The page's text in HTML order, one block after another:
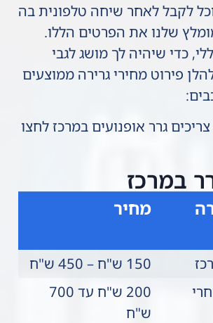
לקבל לאחר שיחה טלפונית בה
שלנו את הפרטים הללו.
כדי שיהיה לך מושג לגבי
פירוט מחירי גרירה ממוצעים
גרר אופנועים במרכז לחצו
במרכז
מחיר
150 ש"ח – 450 ש"ח
200 ש"ח עד 700
ש"ח